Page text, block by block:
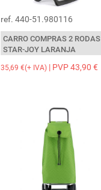
ref. 440-51.980116
CARRO COMPRAS 2 RODAS
STAR-JOY LARANJA
35,69 €(+ IVA)| PVP 43,90 €